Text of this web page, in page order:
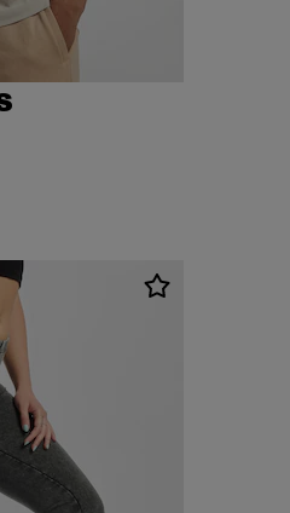
22,99 EUR